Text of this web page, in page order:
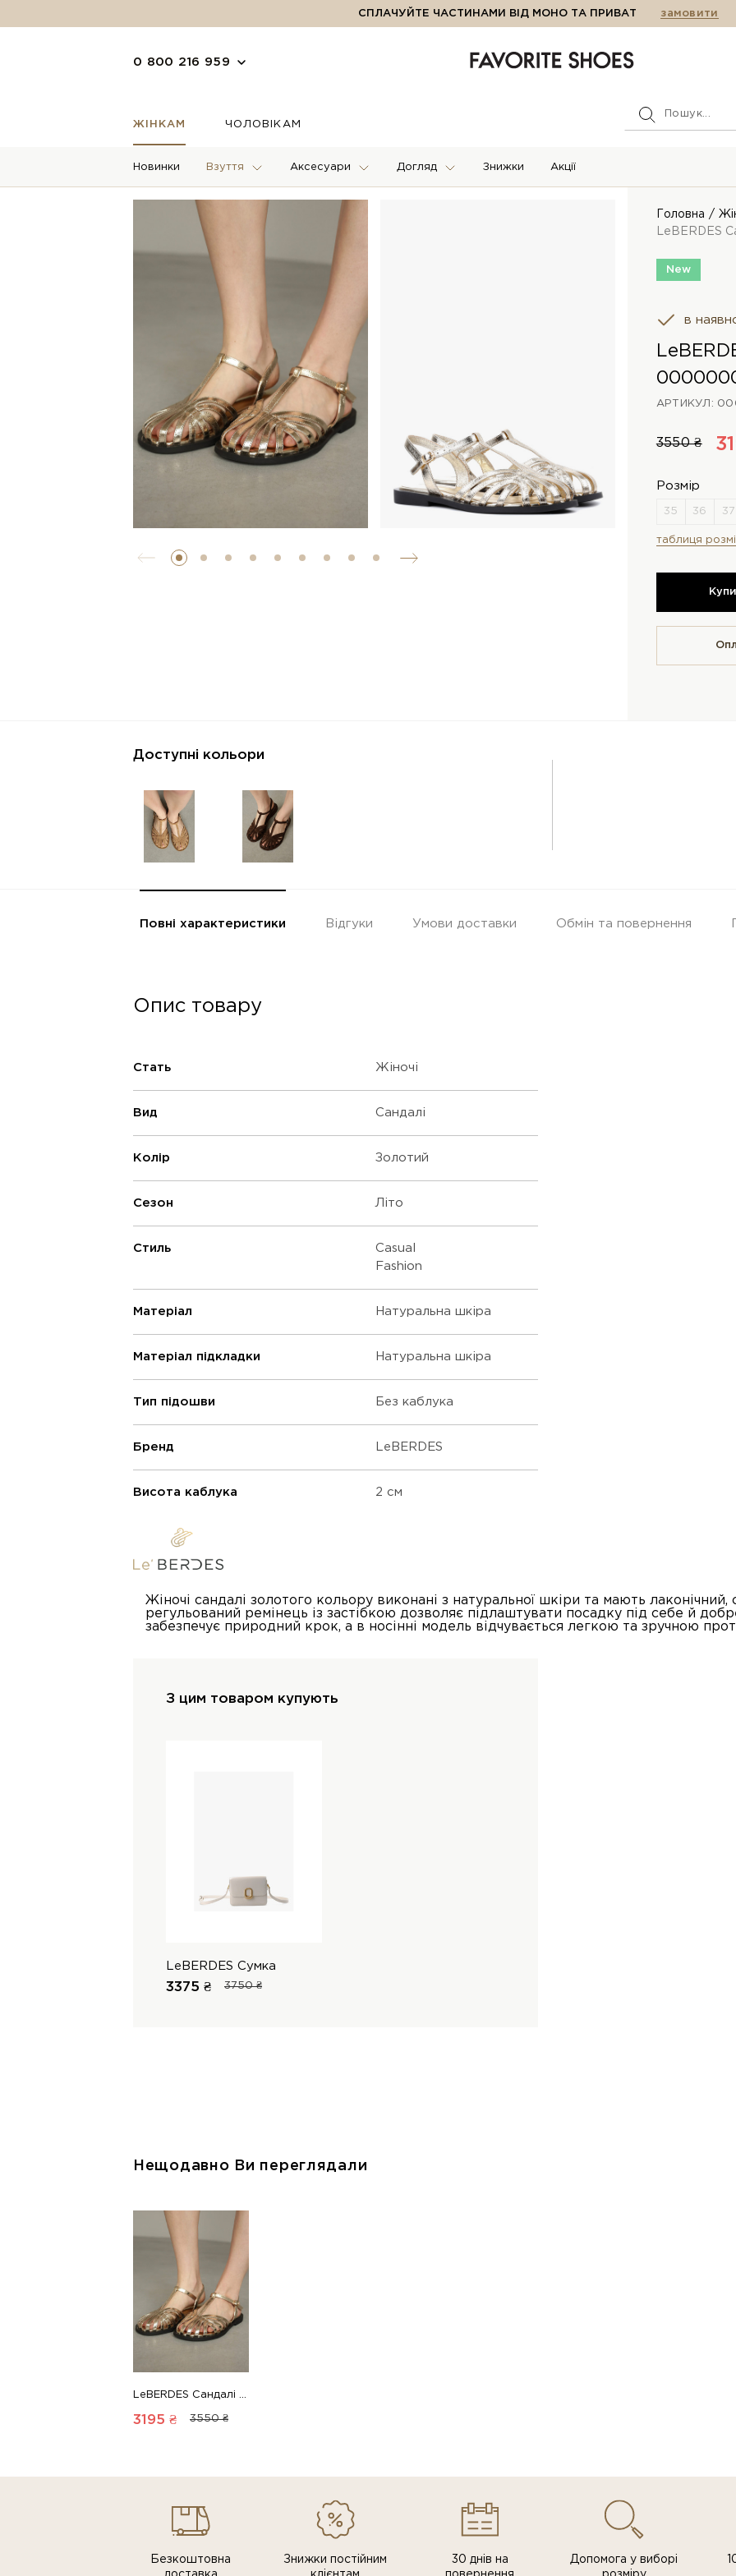
СПЛАЧУЙТЕ ЧАСТИНАМИ ВІД МОНО ТА ПРИВАТ замовити
0 800 216 959
ЖІНКАМ ЧОЛОВІКАМ
Новинки Взуття Аксесуари Догляд Знижки Акції
Головна
LeBERDES
New
в
АРТИКУЛ:
3550 ₴
Розмір
таблиця
Доступні кольори
Повні характеристики Відгуки Умови доставки Обмін та повернення
Опис товару
Стать Жіночі
Вид Сандалі
Колір Золотий
Сезон Літо
Стиль
Casual
Fashion
Матеріал Натуральна шкіра
Матеріал підкладки Натуральна шкіра
Тип підошви Без каблука
Бренд LeBERDES
Висота каблука 2 см
Жіночі сандалі золотого кольору виконані з натуральної шкіри та мають
регульований ремінець із застібкою дозволяє підлаштувати посадку під себе й
забезпечує природний крок, а в носінні модель відчувається легкою та зручною
З цим товаром купують
LeBERDES Сумка
3375 ₴ 3750 ₴
Нещодавно Ви переглядали
3195 ₴ 3550 ₴
Безкоштовна
Знижки постiйним
30 днів на
Допомога у виборі